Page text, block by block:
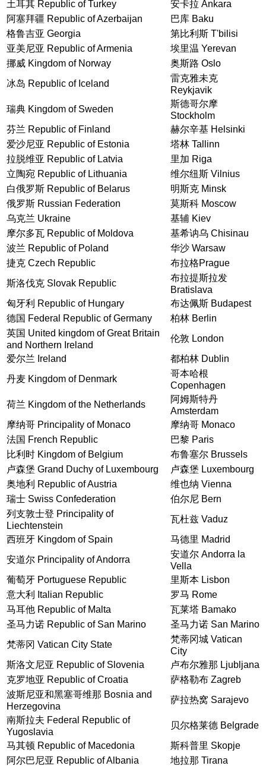
土耳其 Republic of Turkey
安卡拉 Ankara
阿塞拜疆 Republic of Azerbaijan
巴库 Baku
格鲁吉亚 Georgia
第比利斯 T'bilisi
亚美尼亚 Republic of Armenia
埃里温 Yerevan
挪威 Kingdom of Norway
奥斯路 Oslo
冰岛 Republic of Iceland
雷克雅未克
Reykjavik
瑞典 Kingdom of Sweden
斯德哥尔摩
Stockholm
芬兰 Republic of Finland
赫尔辛基 Helsinki
爱沙尼亚 Republic of Estonia
塔林 Tallinn
拉脱维亚 Republic of Latvia
里加 Riga
立陶宛 Republic of Lithuania
维尔纽斯 Vilnius
白俄罗斯 Republic of Belarus
明斯克 Minsk
俄罗斯 Russian Federation
莫斯科 Moscow
乌克兰 Ukraine
基辅 Kiev
摩尔多瓦 Republic of Moldova
基希讷乌 Chisinau
波兰 Republic of Poland
华沙 Warsaw
捷克 Czech Republic
布拉格Prague
斯洛伐克 Slovak Republic
布拉提斯拉发
Bratislava
匈牙利 Republic of Hungary
布达佩斯 Budapest
德国 Federal Republic of Germany
柏林 Berlin
英国 United kingdom of Great Britain
and Northern Ireland
伦敦 London
爱尔兰 Ireland
都柏林 Dublin
丹麦 Kingdom of Denmark
哥本哈根
Copenhagen
荷兰 Kingdom of the Netherlands
阿姆斯特丹
Amsterdam
摩纳哥 Principality of Monaco
摩纳哥 Monaco
法国 French Republic
巴黎 Paris
比利时 Kingdom of Belgium
布鲁塞尔 Brussels
卢森堡 Grand Duchy of Luxembourg
卢森堡 Luxembourg
奥地利 Republic of Austria
维也纳 Vienna
瑞士 Swiss Confederation
伯尔尼 Bern
列支敦士登 Principality of
Liechtenstein
瓦杜兹 Vaduz
西班牙 Kingdom of Spain
马德里 Madrid
安道尔 Principality of Andorra
安道尔 Andorra la
Vella
葡萄牙 Portuguese Republic
里斯本 Lisbon
意大利 Italian Republic
罗马 Rome
马耳他 Republic of Malta
瓦莱塔 Bamako
圣马力诺 Republic of San Marino
圣马力诺 San Marino
梵蒂冈 Vatican City State
梵蒂冈城 Vatican
City
斯洛文尼亚 Republic of Slovenia
卢布尔雅那 Ljubljana
克罗地亚 Republic of Croatia
萨格勒布 Zagreb
波斯尼亚和黑塞哥维那 Bosnia and
Herzegovina
萨拉热窝 Sarajevo
南斯拉夫 Federal Republic of
Yugoslavia
贝尔格莱德 Belgrade
马其顿 Republic of Macedonia
斯科普里 Skopje
阿尔巴尼亚 Republic of Albania
地拉那 Tirana